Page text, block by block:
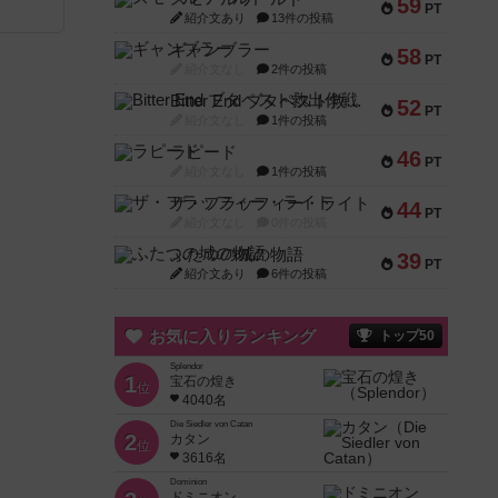
59 PT
紹介文あり 13件の投稿
58 PT
ギャンブラー
2件の投稿
52 PT
Bitter End ブタペスト救出作戦
1件の投稿
46 PT
ラピード
1件の投稿
44 PT
ザ・フラッフィー・ライト
39 PT
ふたつの城の物語
紹介文あり 6件の投稿
お気に入りランキング トップ50
1位
Splendor
宝石の煌き
4040名
2位
Die Siedler von Catan
カタン
3616名
Dominion